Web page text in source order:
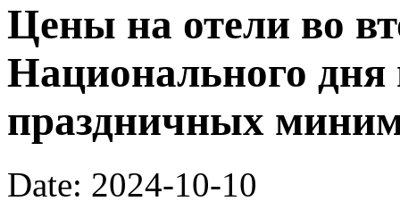
Цены на отели во
Национального дня
праздничных
Date: 2024-10-10